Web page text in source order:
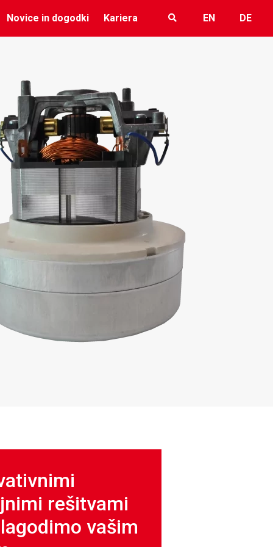
Novice in dogodki Kariera EN DE
rešitvami
vašim